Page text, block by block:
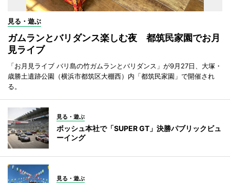
見る・遊ぶ
ガムランとバリダンス楽しむ夜 都筑民家園でお月
見ライブ
「お月見ライブ バリ島の竹ガムランとバリダンス」が9月27日、大塚・
歳勝土遺跡公園（横浜市都筑区大棚西）内「都筑民家園」で開催され
る。
見る・遊ぶ
ボッシュ本社で「SUPER GT」決勝パブリックビュ
ーイング
見る・遊ぶ